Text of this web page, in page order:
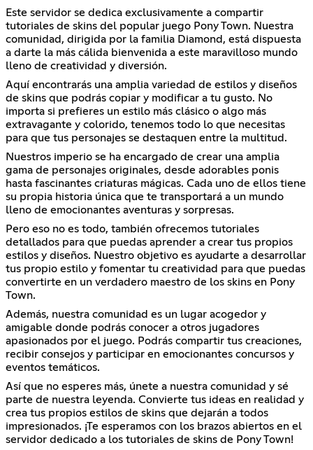
Este servidor se dedica exclusivamente a compartir
tutoriales de skins del popular juego Pony Town. Nuestra
comunidad, dirigida por la familia Diamond, está dispuesta
a darte la más cálida bienvenida a este maravilloso mundo
lleno de creatividad y diversión.
Aquí encontrarás una amplia variedad de estilos y diseños
de skins que podrás copiar y modificar a tu gusto. No
importa si prefieres un estilo más clásico o algo más
extravagante y colorido, tenemos todo lo que necesitas
para que tus personajes se destaquen entre la multitud.
Nuestros imperio se ha encargado de crear una amplia
gama de personajes originales, desde adorables ponis
hasta fascinantes criaturas mágicas. Cada uno de ellos tiene
su propia historia única que te transportará a un mundo
lleno de emocionantes aventuras y sorpresas.
Pero eso no es todo, también ofrecemos tutoriales
detallados para que puedas aprender a crear tus propios
estilos y diseños. Nuestro objetivo es ayudarte a desarrollar
tus propio estilo y fomentar tu creatividad para que puedas
convertirte en un verdadero maestro de los skins en Pony
Town.
Además, nuestra comunidad es un lugar acogedor y
amigable donde podrás conocer a otros jugadores
apasionados por el juego. Podrás compartir tus creaciones,
recibir consejos y participar en emocionantes concursos y
eventos temáticos.
Así que no esperes más, únete a nuestra comunidad y sé
parte de nuestra leyenda. Convierte tus ideas en realidad y
crea tus propios estilos de skins que dejarán a todos
impresionados. ¡Te esperamos con los brazos abiertos en el
servidor dedicado a los tutoriales de skins de Pony Town!